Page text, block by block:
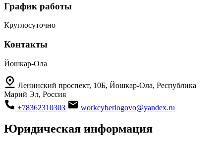
График работы
Круглосуточно
Контакты
Йошкар-Ола
Ленинский проспект, 10Б, Йошкар-Ола, Республика
Марий Эл, Россия
+78362310303
workcyberlogovo@yandex.ru
Юридическая информация